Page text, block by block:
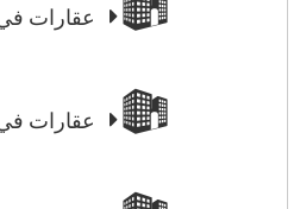
عقارات في
عقارات